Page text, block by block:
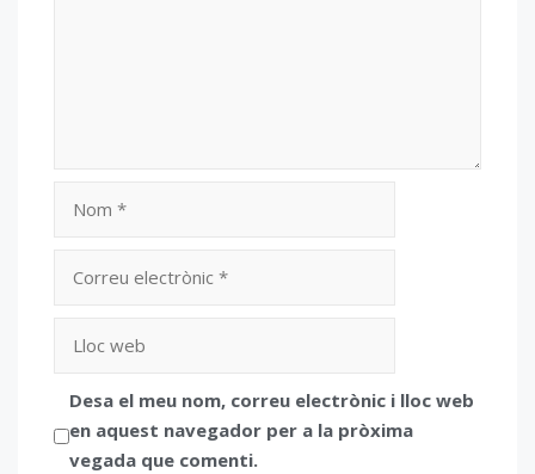
Desa el meu nom, correu electrònic i lloc web
en aquest navegador per a la pròxima
vegada que comenti.